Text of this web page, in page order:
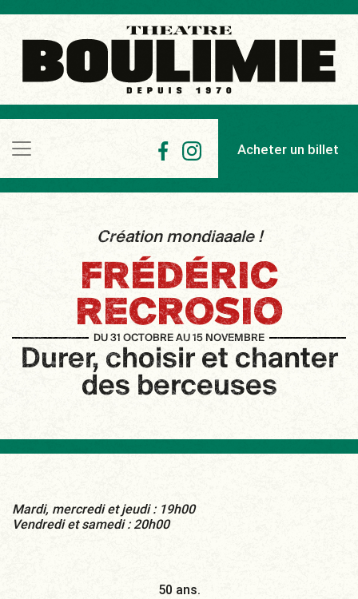
Acheter un billet
Création mondiaaale !
FRÉDÉRIC
RECROSIO
DU 31 OCTOBRE AU 15 NOVEMBRE
Durer, choisir et chanter
des berceuses
Mardi, mercredi et jeudi : 19h00
Vendredi et samedi : 20h00
50 ans.